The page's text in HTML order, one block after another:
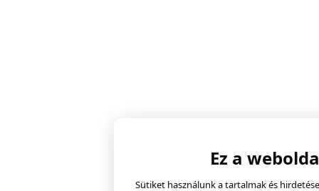
Ez a
Sütiket használunk a tartalmak és